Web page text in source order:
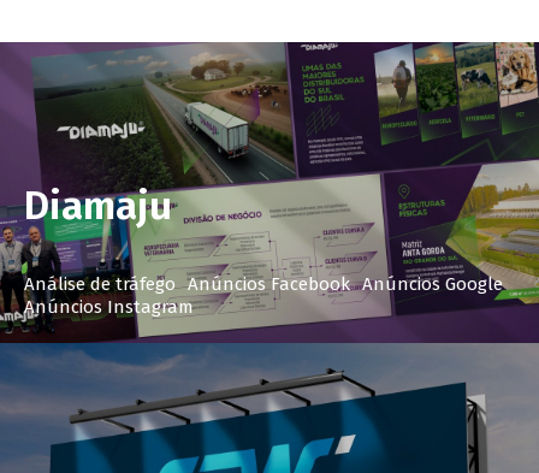
Diamaju
Análise de tráfego Anúncios Facebook Anúncios Google
Anúncios Instagram